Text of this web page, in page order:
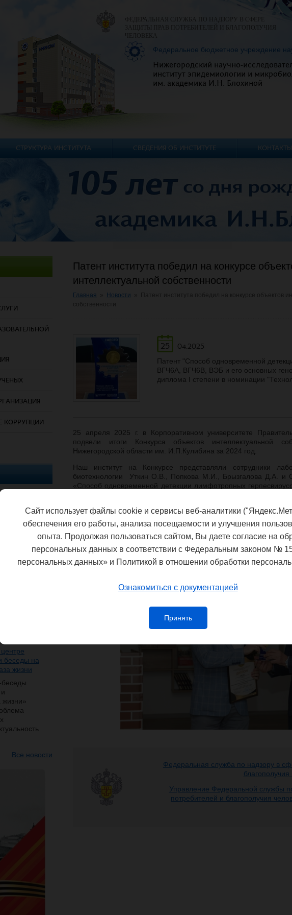
КОРРУПЦИИ
линию
беседы на
жизни
жизни»
Все новости
Патент института победил на конкурсе
интеллектуальной собственности
Главная Новости
25
04.2025
Патент "Способ одновременной
ВГЧ6А, ВГЧ6В, ВЭБ и его основных
диплома I степени в номинации
25 апреля 2025 г. в Корпоративном университете
подвели итоги Конкурса объектов интеллектуальной
Нижегородской области им. И.П.Кулибина за 2024 год.
Наш институт на Конкурсе представляли сотрудники
биотехнологии Уткин О.В., Попкова М.И., Брызгалова Д.А.
«Способ одновременной детекции лимфотропных
генотипов ВЭБ-1 и ВЭБ-2» был удостоен первого
номинации "Технологии для жизни и здоровья".
выполнять ускоренную диагностику актуальных инфекционных
Диплом за подписью Министра промышленности, торговли и
области Черкасова М.В. и памятный знак вручены
лабораторией, к.б.н. Уткину О.В.
Федеральная служба по надзору в
Управление Федеральной службы
потребителей и благополучия
ФЕДЕРАЛЬНАЯ СЛУЖБА ПО НАДЗОРУ В СФЕРЕ
ЗАЩИТЫ ПРАВ ПОТРЕБИТЕЛЕЙ И БЛАГОПОЛУЧИЯ
ЧЕЛОВЕКА
Федеральное бюджетное учреждение
Нижегородский научно-
институт эпидемиологии и
им. академика И.Н. Блохиной
СТРУКТУРА ИНСТИТУТА СВЕДЕНИЯ ОБ ИНСТИТУТЕ КОНТАКТЫ
Сайт использует файлы cookie и сервисы веб-аналитики
обеспечения его работы, анализа посещаемости и улучшения
опыта. Продолжая пользоваться сайтом, Вы даете согласие на
персональных данных в соответствии с Федеральным законом №
персональных данных» и Политикой в отношении обработки
Ознакомиться с документацией
Принять